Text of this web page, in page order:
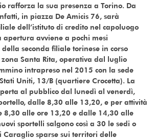
rafforza la sua presenza a Torino. Da
in piazza De Amicis 76, sarà
dell’istituto di credito nel capoluogo
apertura avviene a pochi mesi
seconda filiale torinese in corso
Santa Rita, operativa dal luglio
intrapreso nel 2015 con la sede
Uniti, 13/B (quartiere Crocetta). La
al pubblico dal lunedì al venerdì,
dalle 8,30 alle 13,20, e per attività
8,30 alle ore 13,20 e dalle 14,30 alle
sportelli salgono così a 30 le sedi o
sparse sui territori delle